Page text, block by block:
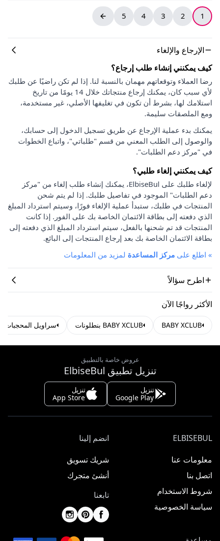
1
2
3
4
5
الإرجاع والإلغاء
كيف يمكنني إنشاء طلب إرجاع؟
رضا العملاء وتوقعاتهم مهمان بالنسبة لنا. إذا لم تكن راضيًا عن طلبك
لأي سبب كان، يمكنك إرجاع منتجاتك خلال 14 يومًا من تاريخ
استلامك لها، بشرط أن تكون في تغليفها الأصلي، غير مستخدمة،
ومع الملصقات سليمة.
يمكنك بدء عملية الإرجاع عن طريق تسجيل الدخول إلى حسابك،
والوصول إلى الطلب المعني من قسم "طلباتي"، واتباع الخطوات
في "مركز دعم الطلبات".
كيف يمكنني إلغاء طلبي؟
لإلغاء طلبك على ElbiseBul، يمكنك إنشاء طلب إلغاء من "مركز
دعم الطلبات" الموجود في تفاصيل طلبك. إذا لم يتم شحن
المنتجات في طلبك، ستبدأ عملية الإلغاء فورًا، وسيتم استرداد المبلغ
الذي دفعته إلى بطاقة الائتمان الخاصة بك على الفور. إذا كانت
المنتجات قد تم شحنها بالفعل، سيتم استرداد المبلغ الذي دفعته إلى
بطاقة الائتمان الخاصة بك بعد إرجاع المنتجات إلى البائع.
» اطلع على مركز المساعدة لمزيد من المعلومات
اطرح سؤالاً
الأكثر رواجًا الآن
BABY XCLUB BABY XCLUB بنطلونات سراويل المحجبات
عروض خاصة بالتطبيق
تنزيل تطبيق ElbiseBul
تنزيل
Google Play
تنزيل
App Store
ELBISEBUL
معلومات عنا
اتصل بنا
شروط الاستخدام
سياسة الخصوصية
انضم إلينا
شريك تسويق
أنشئ متجرك
تابعنا